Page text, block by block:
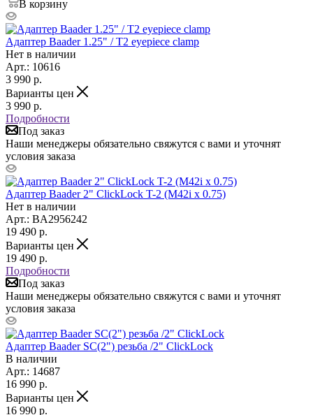
В корзину
Адаптер Baader 1.25" / T2 eyepiece clamp
Нет в наличии
Арт.: 10616
3 990 р.
Варианты цен
3 990 р.
Подробности
Под заказ
Наши менеджеры обязательно свяжутся с вами и уточнят
условия заказа
Адаптер Baader 2" ClickLock T-2 (M42i x 0.75)
Нет в наличии
Арт.: BA2956242
19 490 р.
Варианты цен
19 490 р.
Подробности
Под заказ
Наши менеджеры обязательно свяжутся с вами и уточнят
условия заказа
Адаптер Baader SC(2") резьба /2" ClickLock
В наличии
Арт.: 14687
16 990 р.
Варианты цен
16 990 р.